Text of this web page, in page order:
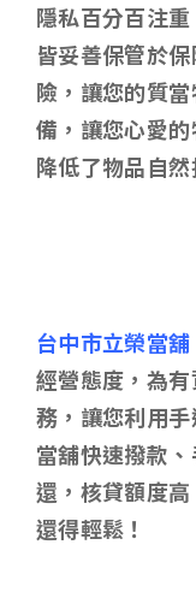
隱私百分百注
皆妥善保管於
險，讓您的質
備，讓您心愛
降低了物品自然
台中市立榮當舖
經營態度，為
務，讓您利用
當舖快速撥款
還，核貸額度
還得輕鬆！